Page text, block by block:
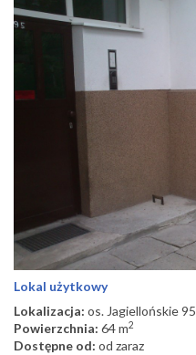
Lokal użytkowy
Lokalizacja: os. Jagiellońskie 95
Powierzchnia: 64 m2
Dostępne od: od zaraz